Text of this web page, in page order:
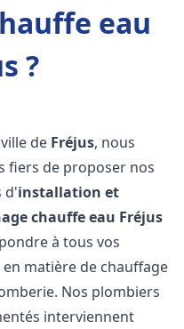
eau
?
de Fréjus, nous
fiers de proposer nos
d'installation et
chauffe eau Fréjus
à tous vos
en matière de chauffage
Nos plombiers
interviennent